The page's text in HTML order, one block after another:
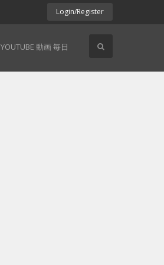
Login/Register
YOUTUBE 動画 毎日